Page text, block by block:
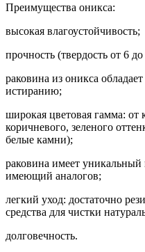
Преимущества оникса:
высокая влагоустойчивость;
прочность (твердость от 6
раковина из оникса
истиранию;
широкая цветовая гамма: от
коричневого, зеленого
белые камни);
раковина имеет
имеющий аналогов;
легкий уход: достаточно
средства для чистки
долговечность.